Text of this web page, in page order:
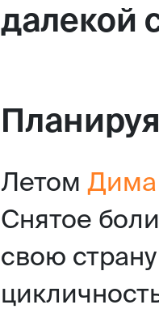
далекой
Летом Дима
Снятое
свою